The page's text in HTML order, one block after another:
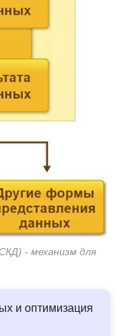
- механизм для
и оптимизация